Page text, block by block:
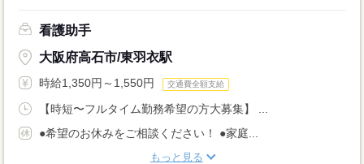
看護助手
大阪府高石市/東羽衣駅
時給1,350円～1,550円 交通費全額支給
【時短〜フルタイム勤務希望の方大募集】 ...
●希望のお休みをご相談ください！ ●家庭...
もっと見る